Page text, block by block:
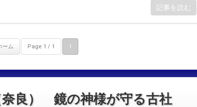
記事を読む
ーム Page 1 / 1 1
奈良） 鏡の神様が守る古社